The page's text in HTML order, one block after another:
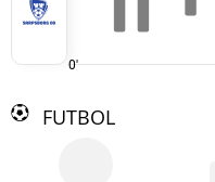
0'
FUTBOL